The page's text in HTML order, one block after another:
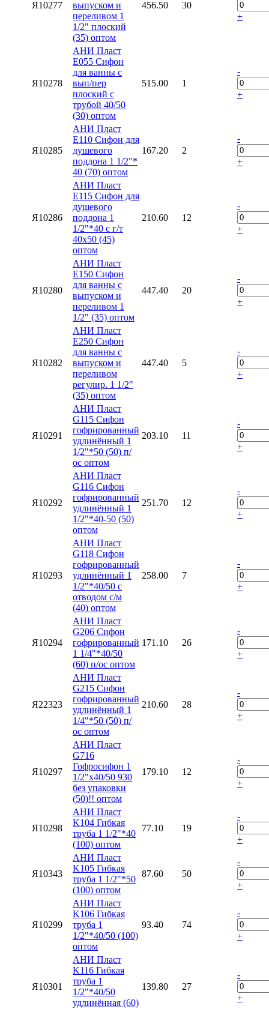
Я10277
выпуском и
переливом 1
1/2" плоский
(35) оптом
456.50 30
+
Я10278
АНИ Пласт
E055 Сифон
для ванны с
вып/пер
плоский с
трубой 40/50
(30) оптом
515.00 1
-
+
Я10285
АНИ Пласт
E110 Сифон для
душевого
поддона 1 1/2"*
40 (70) оптом
167.20 2
-
+
Я10286
АНИ Пласт
E115 Сифон для
душевого
поддона 1
1/2"*40 с г/т
40х50 (45)
оптом
210.60 12
-
+
Я10280
АНИ Пласт
E150 Сифон
для ванны с
выпуском и
переливом 1
1/2" (35) оптом
447.40 20
-
+
Я10282
АНИ Пласт
E250 Сифон
для ванны с
выпуском и
переливом
регулир. 1 1/2"
(35) оптом
447.40 5
-
+
Я10291
АНИ Пласт
G115 Сифон
гофрированный
удлинённый 1
1/2"*50 (50) п/
ос оптом
203.10 11
-
+
Я10292
АНИ Пласт
G116 Сифон
гофрированный
удлинённый 1
1/2"*40-50 (50)
оптом
251.70 12
-
+
Я10293
АНИ Пласт
G118 Сифон
гофрированный
удлинённый 1
1/2"*40/50 с
отводом с/м
(40) оптом
258.00 7
-
+
Я10294
АНИ Пласт
G206 Сифон
гофрированный
1 1/4"*40/50
(60) п/ос оптом
171.10 26
-
+
Я22323
АНИ Пласт
G215 Сифон
гофрированный
удлинённый 1
1/4"*50 (50) п/
ос оптом
210.60 28
-
+
Я10297
АНИ Пласт
G716
Гофросифон 1
1/2"х40/50 930
без упаковки
(50)!! оптом
179.10 12
-
+
Я10298
АНИ Пласт
K104 Гибкая
труба 1 1/2"*40
(100) оптом
77.10 19
-
+
Я10343
АНИ Пласт
K105 Гибкая
труба 1 1/2"*50
(100) оптом
87.60 50
-
+
Я10299
АНИ Пласт
K106 Гибкая
труба 1
1/2"*40/50 (100)
оптом
93.40 74
-
+
Я10301
АНИ Пласт
K116 Гибкая
труба 1
1/2"*40/50
удлинённая (60)
139.80 27
-
+